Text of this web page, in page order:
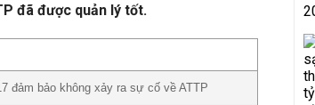
đã được quản lý tốt.
đảm bảo không xảy ra sự cố về ATTP